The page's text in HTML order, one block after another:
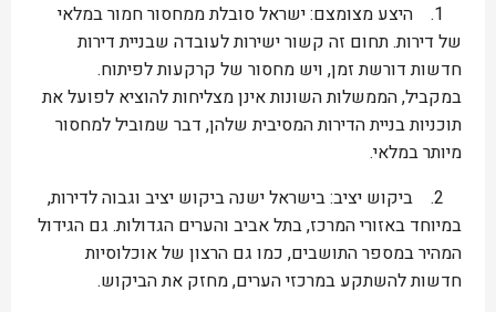
1. היצע מצומצם: ישראל סובלת ממחסור חמור במלאי
של דירות. תחום זה קשור ישירות לעובדה שבניית דירות
חדשות דורשת זמן, ויש מחסור של קרקעות לפיתוח.
במקביל, הממשלות השונות אינן מצליחות להוציא לפועל את
תוכניות בניית הדירות המסיבית שלהן, דבר שמוביל למחסור
מיותר במלאי.
2. ביקוש יציב: בישראל ישנה ביקוש יציב וגבוה לדירות,
במיוחד באזורי המרכז, בתל אביב והערים הגדולות. גם הגידול
המהיר במספר התושבים, כמו גם הרצון של אוכלוסיות
חדשות להשתקע במרכזי הערים, מחזק את הביקוש.